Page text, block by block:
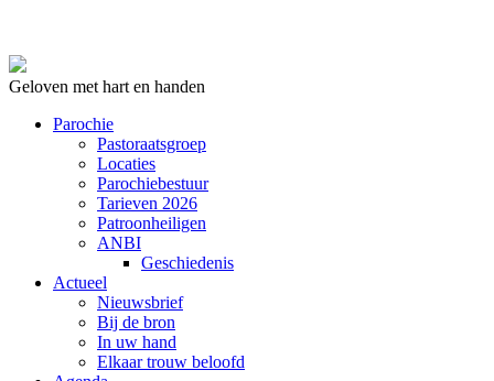
Geloven met hart en handen
Parochie
Pastoraatsgroep
Locaties
Parochiebestuur
Tarieven 2026
Patroonheiligen
ANBI
Geschiedenis
Actueel
Nieuwsbrief
Bij de bron
In uw hand
Elkaar trouw beloofd